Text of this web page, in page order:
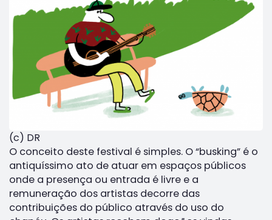
O conceito deste festival é simples. O “busking” é o
antiquíssimo ato de atuar em espaços públicos
onde a presença ou entrada é livre e a
remuneração dos artistas decorre das
contribuições do público através do uso do
(c) DR